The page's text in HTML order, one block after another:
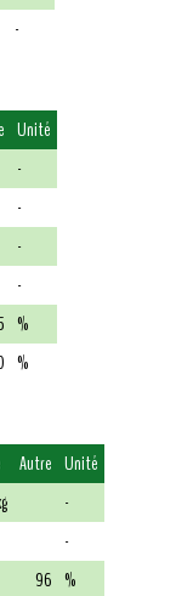
-
Unité
-
-
-
-
%
%
Autre Unité
-
-
96 %